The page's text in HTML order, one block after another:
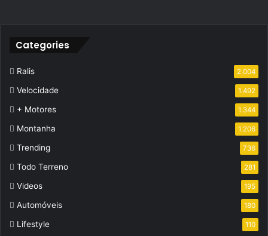
Categories
Ralis 2.004
Velocidade 1.492
+ Motores 1.344
Montanha 1.206
Trending 736
Todo Terreno 281
Videos 195
Automóveis 180
Lifestyle 110